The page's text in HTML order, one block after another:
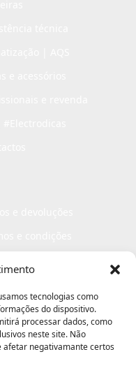
tecnologias como
do dispositivo.
processar dados, como
neste site. Não
negativamante certos
de elogios